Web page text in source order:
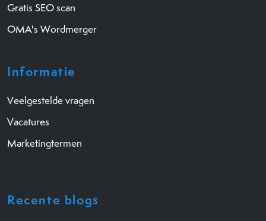
Gratis SEO scan
OMA's Wordmerger
Informatie
Veelgestelde vragen
Vacatures
Marketingtermen
Recente blogs